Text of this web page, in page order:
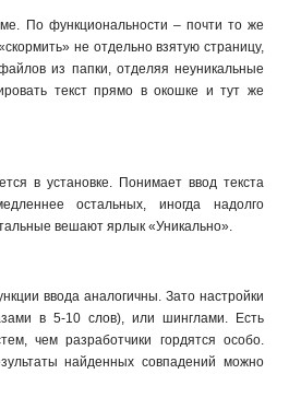
По функциональности – почти то же
не отдельно взятую страницу,
из папки, отделяя неуникальные
текст прямо в окошке и тут же
в установке. Понимает ввод текста
остальных, иногда надолго
вешают ярлык «Уникально».
ввода аналогичны. Зато настройки
в 5-10 слов), или шинглами. Есть
чем разработчики гордятся особо.
найденных совпадений можно